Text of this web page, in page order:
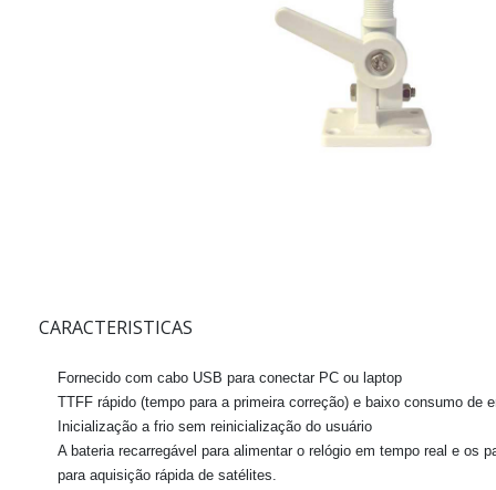
CARACTERISTICAS
Fornecido com cabo USB para conectar PC ou laptop
TTFF rápido (tempo para a primeira correção) e baixo consumo de
Inicialização a frio sem reinicialização do usuário
A bateria recarregável para alimentar o relógio em tempo real e os
para aquisição rápida de satélites.